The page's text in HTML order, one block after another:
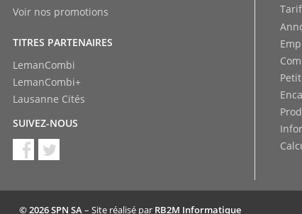
LemanCombi+
LemanCombi
TITRES PARTENAIRES
Voir nos promotions
Lausanne Cités
SUIVEZ-NOUS
© 2026 SPN SA– Site réalisé par RB2M Informatique